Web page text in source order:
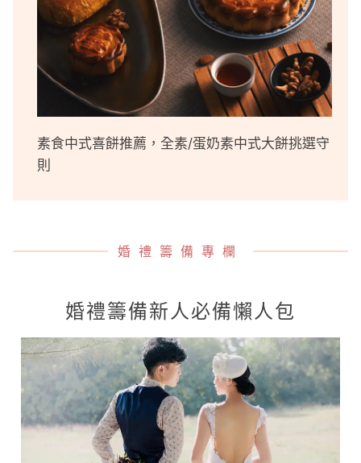
素食中式喜餅推薦，全素/蛋奶素中式大餅挑選守
則
婚禮籌備專欄
婚禮籌備新人必備懶人包